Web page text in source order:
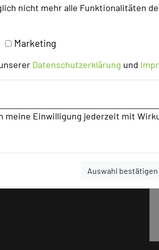
nicht mehr alle Funktionalitäten
Marketing
Datenschutzerklärung und
meine Einwilligung jederzeit mit
Auswahl bestätigen